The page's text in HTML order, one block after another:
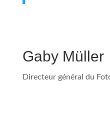
Gaby Müller
Directeur général du